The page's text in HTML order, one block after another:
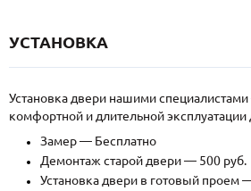
УСТАНОВКА
Установка двери нашими
комфортной и длительной эксплуатации
Замер — Бесплатно
Демонтаж старой двери — 500 руб.
Установка двери в готовый проем